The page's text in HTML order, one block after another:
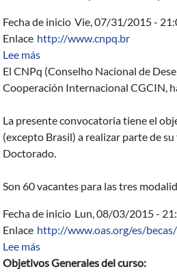
Fecha de inicio Vie, 07/31/2015 -
Enlace http://www.cnpq.br
Lee mássobre Programa de Becas
El CNPq (Conselho Nacional de
Cooperación Internacional CGCIN,
La presente convocatoria tiene el
(excepto Brasil) a realizar parte de
Doctorado.
Son 60 vacantes para las tres
Fecha de inicio Lun, 08/03/2015 -
Enlace http://www.oas.org/es/becas/
Lee mássobre Regulación de las
Objetivos Generales del curso: